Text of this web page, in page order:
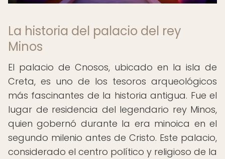
La historia del palacio del rey
Minos
El palacio de Cnosos, ubicado en la isla de
Creta, es uno de los tesoros arqueológicos
más fascinantes de la historia antigua. Fue el
lugar de residencia del legendario rey Minos,
quien gobernó durante la era minoica en el
segundo milenio antes de Cristo. Este palacio,
considerado el centro político y religioso de la